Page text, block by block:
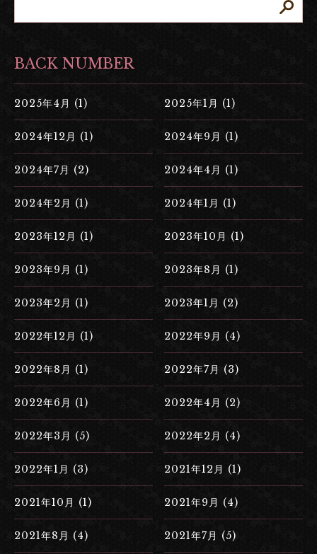
BACK NUMBER
2025年4月 (1) 2025年1月 (1)
2024年12月 (1) 2024年9月 (1)
2024年7月 (2) 2024年4月 (1)
2024年2月 (1) 2024年1月 (1)
2023年12月 (1) 2023年10月 (1)
2023年9月 (1) 2023年8月 (1)
2023年2月 (1) 2023年1月 (2)
2022年12月 (1) 2022年9月 (4)
2022年8月 (1) 2022年7月 (3)
2022年6月 (1) 2022年4月 (2)
2022年3月 (5) 2022年2月 (4)
2022年1月 (3) 2021年12月 (1)
2021年10月 (1) 2021年9月 (4)
2021年8月 (4) 2021年7月 (5)